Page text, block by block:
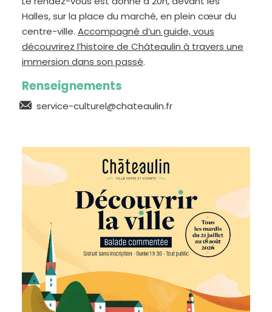
Halles, sur la place du marché, en plein cœur du
centre-ville. Accompagné d’un guide, vous
découvrirez l’histoire de Châteaulin à travers une
immersion dans son passé.
Renseignements
service-culturel@chateaulin.fr